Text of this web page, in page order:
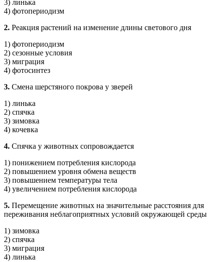
3) линька
4) фотопериодизм
2. Реакция растений на изменение длины светового дня
1) фотопериодизм
2) сезонные условия
3) миграция
4) фотосинтез
3. Смена шерстяного покрова у зверей
1) линька
2) спячка
3) зимовка
4) кочевка
4. Спячка у животных сопровождается
1) понижением потребления кислорода
2) повышением уровня обмена веществ
3) повышением температуры тела
4) увеличением потребления кислорода
5. Перемещение животных на значительные расстояния для
переживания неблагоприятных условий окружающей среды
1) зимовка
2) спячка
3) миграция
4) линька